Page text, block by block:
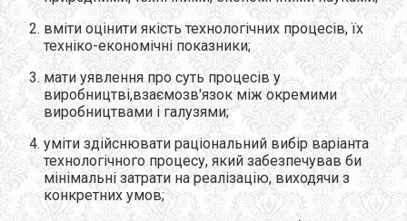
вміти оцінити якість технологічних процесів, їх
техніко-економічні показники;
мати уявлення про суть процесів у
виробництві,взаємозв'язок між окремими
виробництвами і галузями;
уміти здійснювати раціональний вибір варіанта
технологічного процесу, який забезпечував би
мінімальні затрати на реалізацію, виходячи з
конкретних умов;